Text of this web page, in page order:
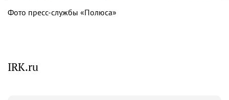
Фото пресс-службы «Полюса»
IRK.ru